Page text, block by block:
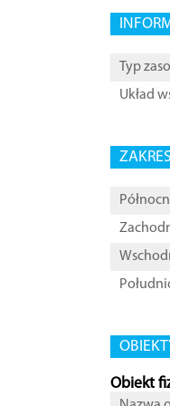
Typ
Układ
Obiekt